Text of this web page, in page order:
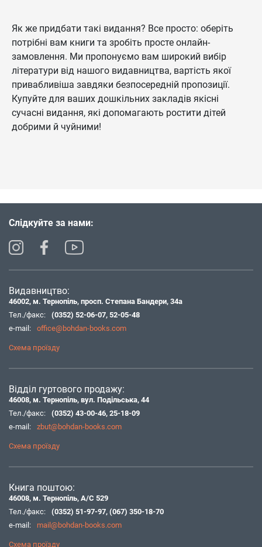
Як же придбати такі видання? Все просто: оберіть
потрібні вам книги та зробіть просте онлайн-
замовлення. Ми пропонуємо вам широкий вибір
літератури від нашого видавництва, вартість якої
привабливіша завдяки безпосередній пропозиції.
Купуйте для ваших дошкільних закладів якісні
сучасні видання, які допомагають ростити дітей
добрими й чуйними!
Слідкуйте за нами:
Видавництво:
46002, м. Тернопіль, просп. Степана Бандери, 34а
Тел./факс:
(0352) 52-06-07, 52-05-48
e-mail:
office@bohdan-books.com
Схема проїзду
Відділ гуртового продажу:
46008, м. Тернопіль, вул. Подільська, 44
Тел./факс:
(0352) 43-00-46, 25-18-09
e-mail:
zbut@bohdan-books.com
Схема проїзду
Книга поштою:
46008, м. Тернопіль, А/С 529
Тел./факс:
(0352) 51-97-97, (067) 350-18-70
e-mail:
mail@bohdan-books.com
Схема проїзду